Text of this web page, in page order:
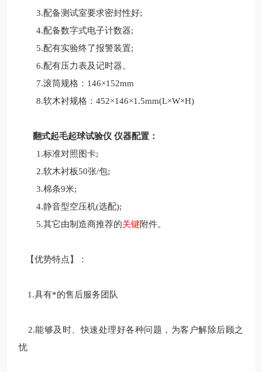
3.配备测试室要求密封性好;
4.配备数字式电子计数器;
5.配有实验终了报警装置;
6.配有压力表及记时器。
7.滚筒规格：146×152mm
8.软木衬规格：452×146×1.5mm(L×W×H)
翻式起毛起球试验仪 仪器配置：
1.标准对照图卡;
2.软木衬板50张/包;
3.棉条9米;
4.静音型空压机(选配);
5.其它由制造商推荐的关键附件。
【优势特点】：
1.具有*的售后服务团队
2.能够及时、快速处理好各种问题，为客户解除后顾之
忧